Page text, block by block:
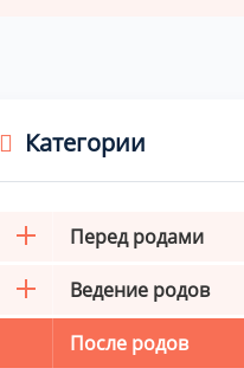
Категории
Перед родами
Ведение родов
После родов